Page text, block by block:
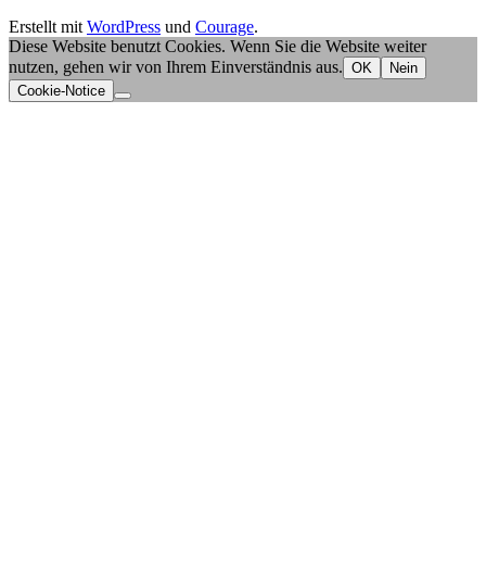
Erstellt mit WordPress und Courage.
Diese Website benutzt Cookies. Wenn Sie die Website weiter
nutzen, gehen wir von Ihrem Einverständnis aus. OK
Nein
Cookie-Notice